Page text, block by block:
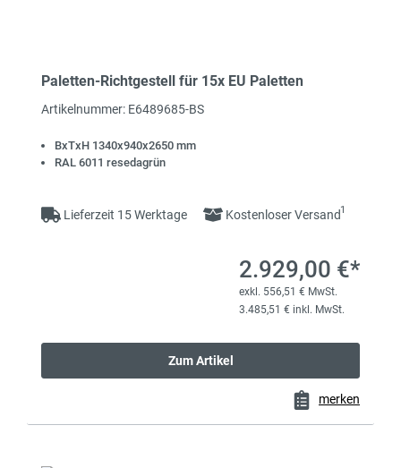
Paletten-Richtgestell für 15x EU Paletten
Artikelnummer: E6489685-BS
BxTxH 1340x940x2650 mm
RAL 6011 resedagrün
Lieferzeit 15 Werktage Kostenloser Versand1
2.929,00 €*
exkl. 556,51 € MwSt.
3.485,51 € inkl. MwSt.
Zum Artikel
merken